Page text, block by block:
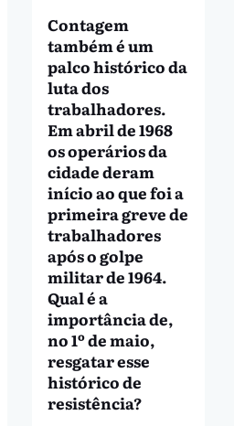
Contagem
também é um
palco histórico da
luta dos
trabalhadores.
Em abril de 1968
os operários da
cidade deram
início ao que foi a
primeira greve de
trabalhadores
após o golpe
militar de 1964.
Qual é a
importância de,
no 1º de maio,
resgatar esse
histórico de
resistência?